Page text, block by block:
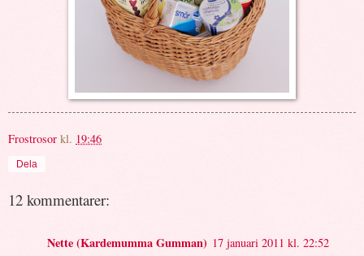
Frostrosor kl. 19:46
Dela
12 kommentarer:
Nette (Kardemumma Gumman) 17 januari 2011 kl. 22:52